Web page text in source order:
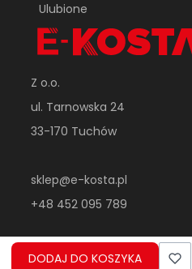
Ulubione
Z o.o.
ul. Tarnowska 24
33-170 Tuchów
sklep@e-kosta.pl
+48 452 095 789
DODAJ DO KOSZYKA